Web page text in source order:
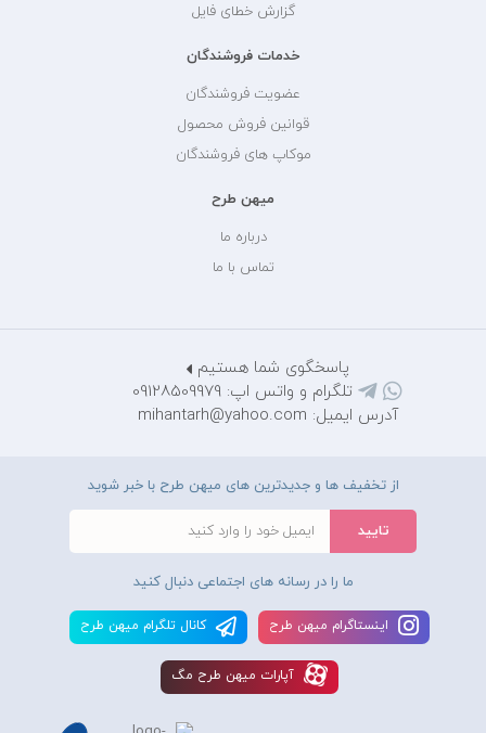
گزارش خطای فایل
خدمات فروشندگان
عضویت فروشندگان
قوانین فروش محصول
موکاپ های فروشندگان
میهن طرح
درباره ما
تماس با ما
پاسخگوی شما هستیم
تلگرام و واتس اپ: 09128509979
آدرس ایمیل: mihantarh@yahoo.com
از تخفیف ها و جدیدترین های میهن طرح با خبر شوید
ما را در رسانه های اجتماعی دنبال کنید
اينستاگرام ميهن طرح کانال تلگرام ميهن طرح
آپارات ميهن طرح مگ